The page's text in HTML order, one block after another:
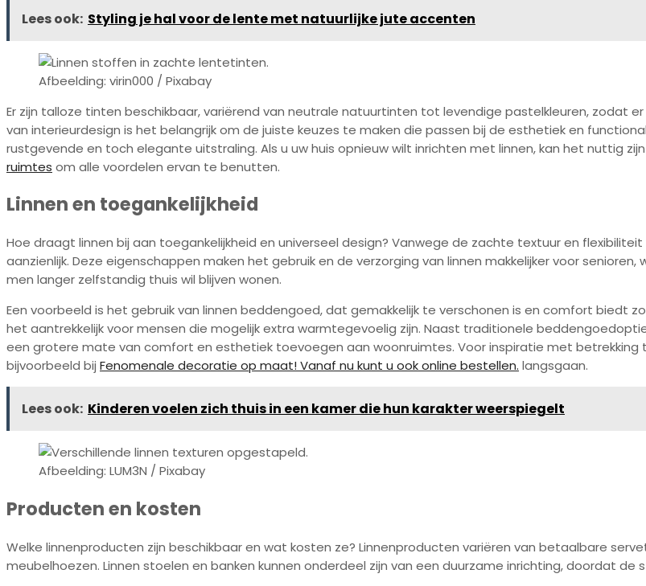
Lees ook: Styling je hal voor de lente met natuurlijke jute accenten
Afbeelding: virin000 / Pixabay
Er zijn talloze tinten beschikbaar, variërend van neutrale natuurtinten tot levendige pastelkleuren, zodat
van interieurdesign is het belangrijk om de juiste keuzes te maken die passen bij de esthetiek en
rustgevende en toch elegante uitstraling. Als u uw huis opnieuw wilt inrichten met linnen, kan het nuttig
ruimtes om alle voordelen ervan te benutten.
Linnen en toegankelijkheid
Hoe draagt linnen bij aan toegankelijkheid en universeel design? Vanwege de zachte textuur en
aanzienlijk. Deze eigenschappen maken het gebruik en de verzorging van linnen makkelijker voor senioren,
men langer zelfstandig thuis wil blijven wonen.
Een voorbeeld is het gebruik van linnen beddengoed, dat gemakkelijk te verschonen is en comfort biedt
het aantrekkelijk voor mensen die mogelijk extra warmtegevoelig zijn. Naast traditionele
een grotere mate van comfort en esthetiek toevoegen aan woonruimtes. Voor inspiratie met
bijvoorbeeld bij Fenomenale decoratie op maat! Vanaf nu kunt u ook online bestellen. langsgaan.
Lees ook: Kinderen voelen zich thuis in een kamer die hun karakter weerspiegelt
Afbeelding: LUM3N / Pixabay
Producten en kosten
Welke linnenproducten zijn beschikbaar en wat kosten ze? Linnenproducten variëren van betaalbare
meubelhoezen. Linnen stoelen en banken kunnen onderdeel zijn van een duurzame inrichting, doordat